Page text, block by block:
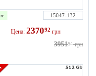
15047-132
Цена: 237092 грн
395154 грн